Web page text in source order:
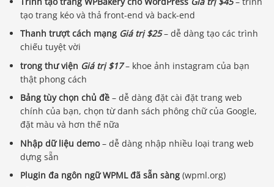
tạo trang kéo và thả front-end và back-end
Thanh trượt cách mạng Giá trị $25– dễ dàng tạo các trình
chiếu tuyệt vời
trong thư viện Giá trị $17– khoe ảnh instagram của bạn
thật phong cách
Bảng tùy chọn chủ đề – dễ dàng đặt cài đặt trang web
chính của bạn, chọn từ danh sách phông chữ của Google,
đặt màu và hơn thế nữa
Nhập dữ liệu demo– dễ dàng nhập nhiều loại trang web
dựng sẵn
Plugin đa ngôn ngữ WPML đã sẵn sàng (wpml.org)